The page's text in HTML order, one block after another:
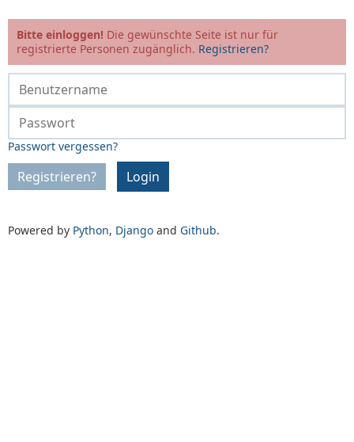
Bitte einloggen! Die gewünschte Seite ist nur für
registrierte Personen zugänglich. Registrieren?
Passwort vergessen?
Registrieren? Login
Powered by Python, Django and Github.